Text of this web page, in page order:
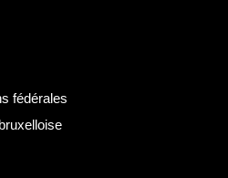
fédérales